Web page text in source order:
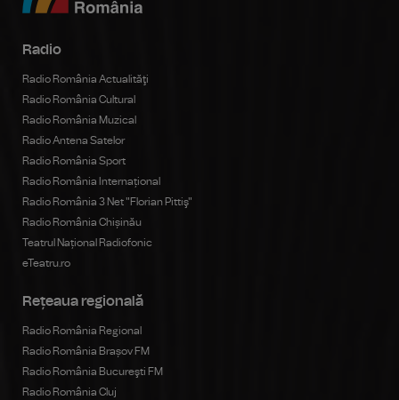
Radio
Radio România Actualităţi
Radio România Cultural
Radio România Muzical
Radio Antena Satelor
Radio România Sport
Radio România Internațional
Radio România 3 Net "Florian Pittiş"
Radio România Chișinău
Teatrul Național Radiofonic
eTeatru.ro
Rețeaua regională
Radio România Regional
Radio România Brașov FM
Radio România Bucureşti FM
Radio România Cluj